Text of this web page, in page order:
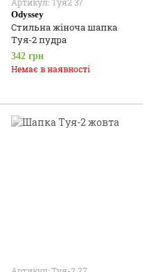
Odyssey
Стильна жіноча шапка
Туя-2 пудра
342 грн
Немає в наявності